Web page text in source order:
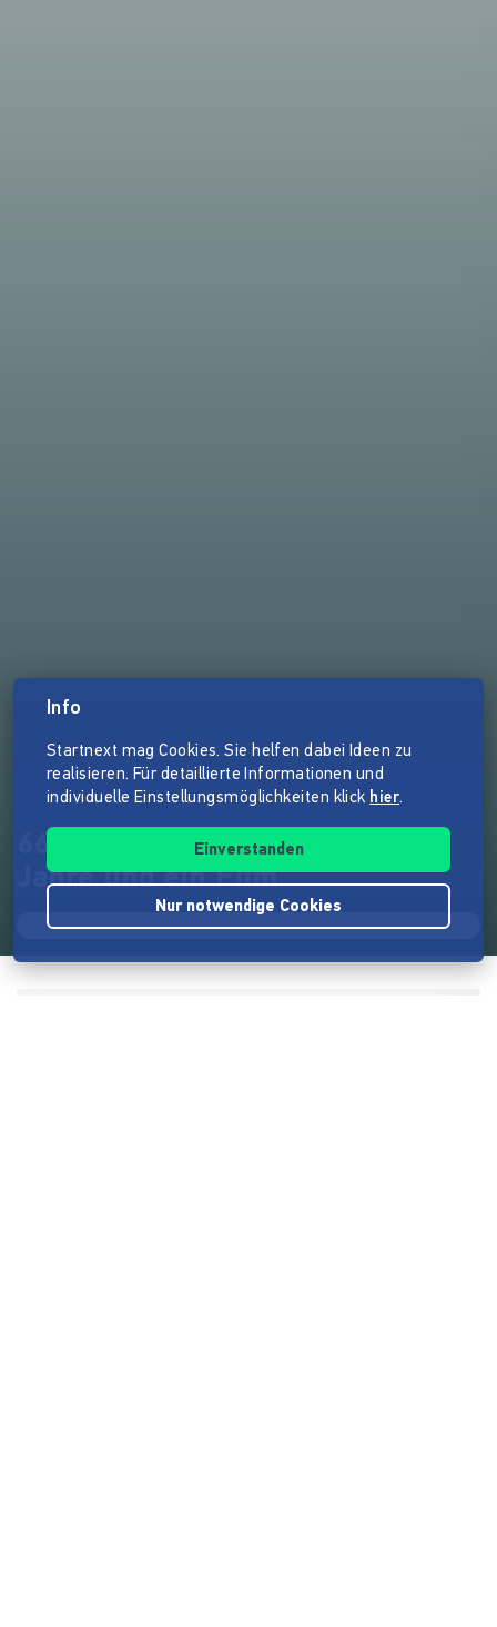
66 Frauen, 21 Instrumente, 10
Jahre und ein Film
Info
Startnext mag Cookies. Sie helfen dabei Ideen zu
realisieren. Für detaillierte Informationen und
individuelle Einstellungsmöglichkeiten klick hier.
Einverstanden
Nur notwendige Cookies